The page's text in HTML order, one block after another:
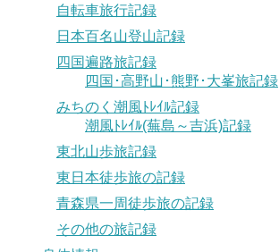
自転車旅行記録
日本百名山登山記録
四国遍路旅記録
四国･高野山･熊野･大峯旅記録
みちのく潮風ﾄﾚｲﾙ記録
潮風ﾄﾚｲﾙ(蕪島～吉浜)記録
東北山歩旅記録
東日本徒歩旅の記録
青森県一周徒歩旅の記録
その他の旅記録